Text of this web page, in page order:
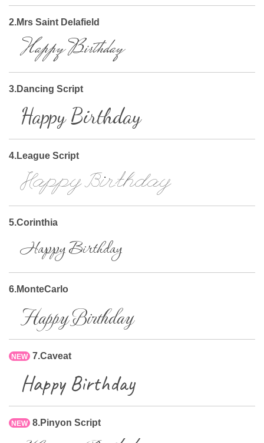
2.Mrs Saint Delafield
Happy Birthday
3.Dancing Script
Happy Birthday
4.League Script
Happy Birthday
5.Corinthia
Happy Birthday
6.MonteCarlo
Happy Birthday
NEW 7.Caveat
Happy Birthday
NEW 8.Pinyon Script